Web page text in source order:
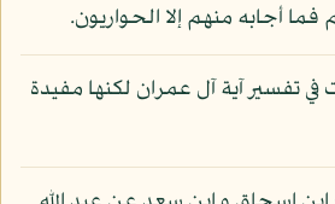
أجابه منهم إلا الحواريون.
في تفسير آية آل عمران لكنها مفيدة